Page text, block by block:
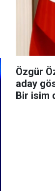
Özgür
aday
Bir isim